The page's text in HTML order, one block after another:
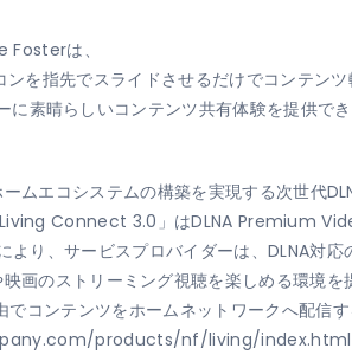
Fosterは、
指先でスライドさせるだけでコンテン
素晴らしいコンテンツ共有体験を提供で
エコシステムの構築を実現する次世代
Connect 3.0」はDLNA Premium
り、サービスプロバイダーは、DLNA対
画のストリーミング視聴を楽しめる環境
コンテンツをホームネットワークへ配信
products/nf/living/index.htmlを